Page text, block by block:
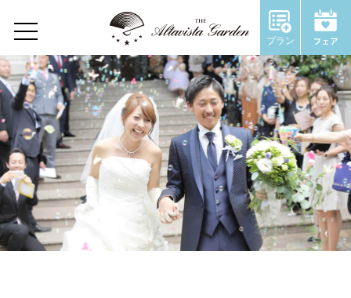
プラン
Home
Concept
Restaurant
Wedding
ウェディングトップ
Wedding Report